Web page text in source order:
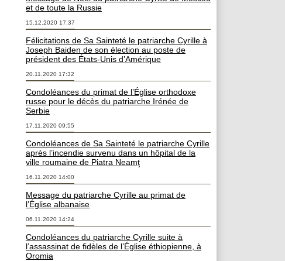
et de toute la Russie
15.12.2020 17:37
Félicitations de Sa Sainteté le patriarche Cyrille à
Joseph Baiden de son élection au poste de
président des États-Unis d’Amérique
20.11.2020 17:32
Condoléances du primat de l’Église orthodoxe
russe pour le décès du patriarche Irénée de
Serbie
17.11.2020 09:55
Condoléances de Sa Sainteté le patriarche Cyrille
après l’incendie survenu dans un hôpital de la
ville roumaine de Piatra Neamţ
16.11.2020 14:00
Message du patriarche Cyrille au primat de
l’Église albanaise
06.11.2020 14:24
Condoléances du patriarche Cyrille suite à
l’assassinat de fidèles de l’Église éthiopienne, à
Oromia